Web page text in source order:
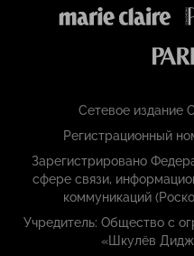
Сетевое издание
Регистрационный
Зарегистрировано
сфере связи,
коммуникаций
Учредитель: Общество с
«Шкулёв